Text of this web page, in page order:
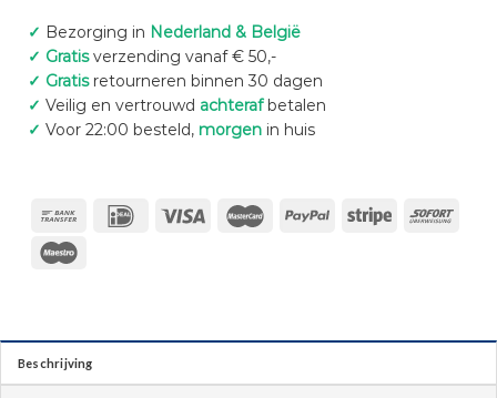
✓ Bezorging in Nederland & België
✓ Gratisverzending vanaf € 50,-
✓ Gratisretourneren binnen 30 dagen
✓ Veilig en vertrouwd achterafbetalen
✓ Voor 22:00 besteld, morgenin huis
Beschrijving